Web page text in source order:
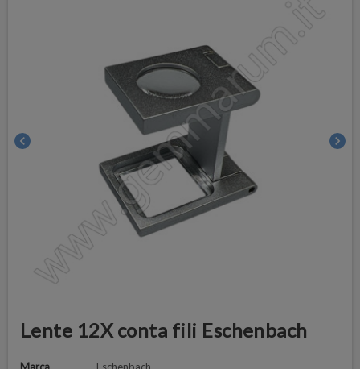
chevron_left chevron_right
Lente 12X conta fili Eschenbach